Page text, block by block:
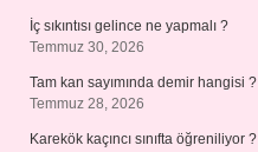
İç sıkıntısı gelince ne yapmalı ?
Temmuz 30, 2026
Tam kan sayımında demir hangisi ?
Temmuz 28, 2026
Karekök kaçıncı sınıfta öğreniliyor ?